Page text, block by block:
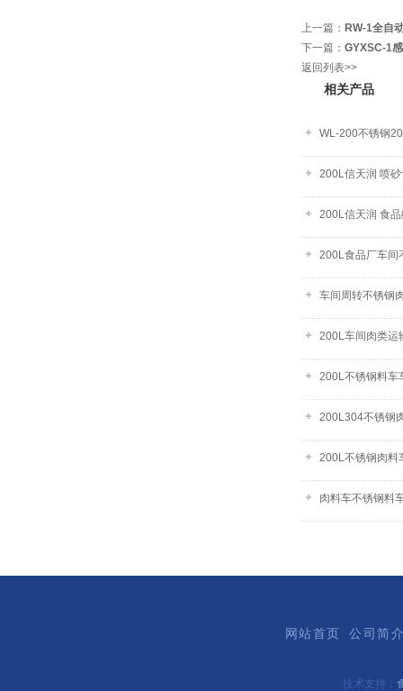
上一篇： RW-1全自
下一篇： GYXSC-1
返回列表>>
相关产品
WL-200不锈钢
200L信天润 喷
200L信天润 食
200L食品厂车间
车间周转不锈钢
200L车间肉类运
200L不锈钢料车
200L304不锈钢
200L不锈钢肉料
肉料车不锈钢料
网站首页 公司简
技术支持：